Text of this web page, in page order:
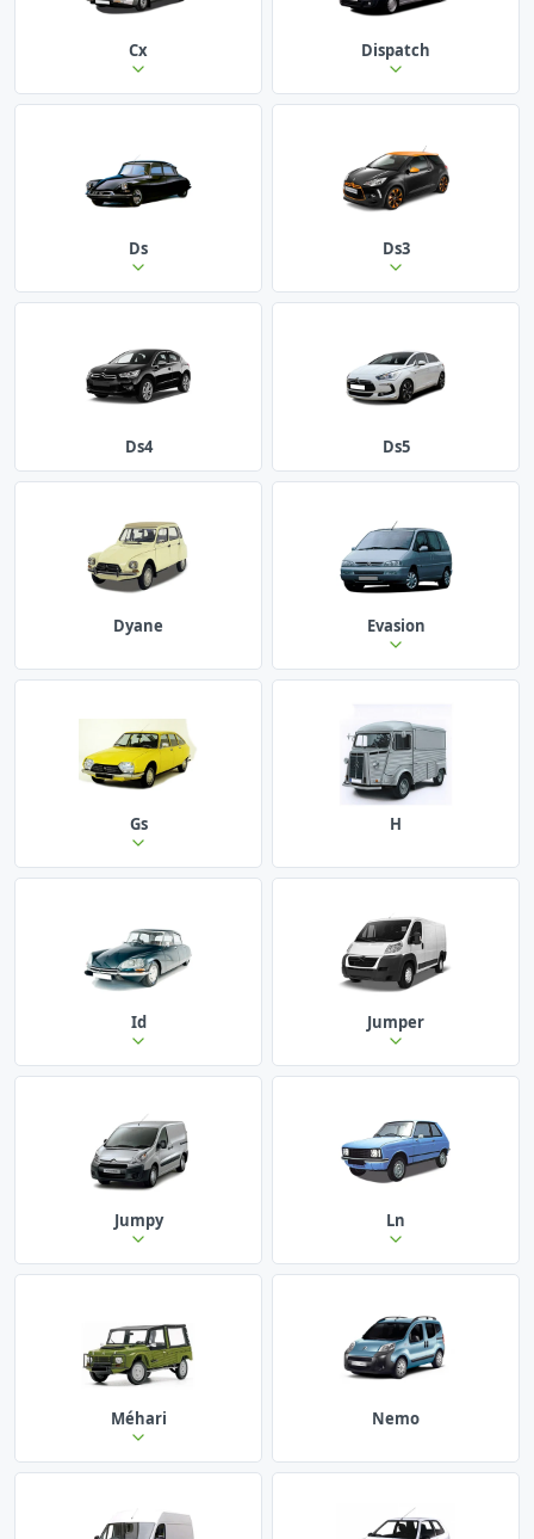
Cx Dispatch
Ds Ds3
Ds4 Ds5
Dyane Evasion
Gs H
Id Jumper
Jumpy Ln
Méhari Nemo